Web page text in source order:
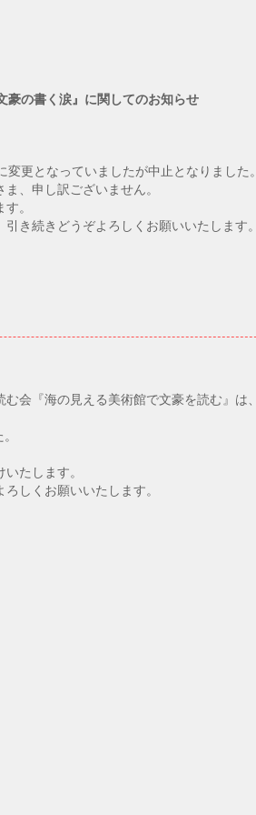
豪の書く涙』に関してのお知らせ
更となっていましたが中止となりました。
、申し訳ございません。
。
き続きどうぞよろしくお願いいたします。
会『海の見える美術館で文豪を読む』は、
たします。
しくお願いいたします。